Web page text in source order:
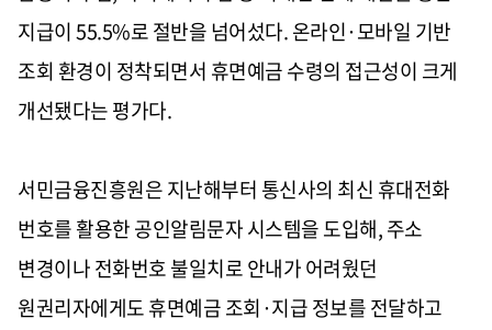
지급이 55.5%로 절반을 넘어섰다. 온라인·모바일 기반
조회 환경이 정착되면서 휴면예금 수령의 접근성이 크게
개선됐다는 평가다.
서민금융진흥원은 지난해부터 통신사의 최신 휴대전화
번호를 활용한 공인알림문자 시스템을 도입해, 주소
변경이나 전화번호 불일치로 안내가 어려웠던
원권리자에게도 휴면예금 조회·지급 정보를 전달하고